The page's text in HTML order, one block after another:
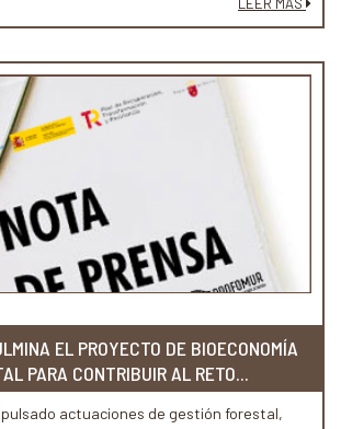
EL PROYECTO DE BIOECONOMÍA
PARA CONTRIBUIR AL RETO...
actuaciones de gestión forestal,